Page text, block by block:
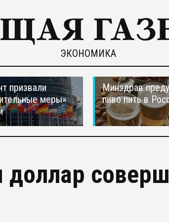
ЭКОНОМИКА
призвали
меры»
Минздрав
пиво пить в
доллар